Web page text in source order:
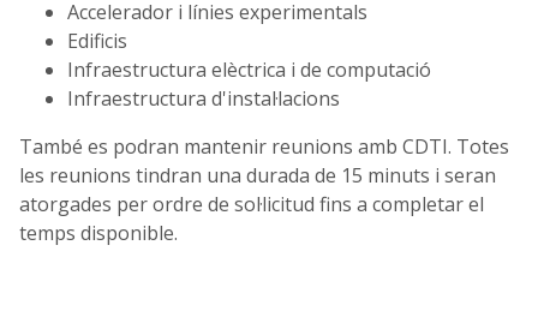
Accelerador i línies experimentals
Edificis
Infraestructura elèctrica i de computació
Infraestructura d'instal·lacions
També es podran mantenir reunions amb CDTI. Totes
les reunions tindran una durada de 15 minuts i seran
atorgades per ordre de sol·licitud fins a completar el
temps disponible.